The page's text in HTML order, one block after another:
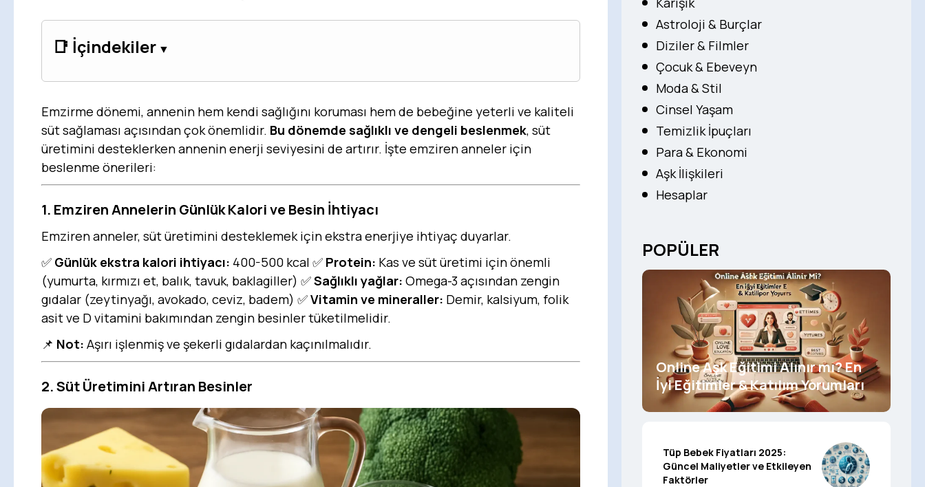
📑 İçindekiler
Emzirme dönemi, annenin hem kendi sağlığını koruması hem de bebeğine yeterli ve kaliteli
süt sağlaması açısından çok önemlidir. Bu dönemde sağlıklı ve dengeli beslenmek, süt
üretimini desteklerken annenin enerji seviyesini de artırır. İşte emziren anneler için
beslenme önerileri:
1. Emziren Annelerin Günlük Kalori ve Besin İhtiyacı
Emziren anneler, süt üretimini desteklemek için ekstra enerjiye ihtiyaç duyarlar.
✅ Günlük ekstra kalori ihtiyacı: 400-500 kcal ✅ Protein: Kas ve süt üretimi için önemli
(yumurta, kırmızı et, balık, tavuk, baklagiller) ✅Sağlıklı yağlar: Omega-3 açısından zengin
gıdalar (zeytinyağı, avokado, ceviz, badem) ✅Vitamin ve mineraller: Demir, kalsiyum, folik
asit ve D vitamini bakımından zengin besinler tüketilmelidir.
📌 Not: Aşırı işlenmiş ve şekerli gıdalardan kaçınılmalıdır.
2. Süt Üretimini Artıran Besinler
Astroloji & Burçlar
Diziler & Filmler
Çocuk & Ebeveyn
Moda & Stil
Cinsel Yaşam
Temizlik İpuçları
Para & Ekonomi
Aşk İlişkileri
Hesaplar
POPÜLER
Online Aşk Eğitimi Alınır mı? En
İyi Eğitimler & Katılım Yorumları
Tüp Bebek Fiyatları 2025:
Güncel Maliyetler ve Etkileyen
Faktörler